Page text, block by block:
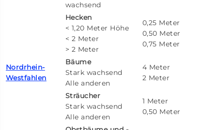
wachsend
Hecken
< 1,20 Meter Höhe
< 2 Meter
> 2 Meter
0,25 Meter
0,50 Meter
0,75 Meter
Nordrhein-
Westfahlen
Bäume
Stark wachsend
Alle anderen
4 Meter
2 Meter
Sträucher
Stark wachsend
Alle anderen
1 Meter
0,50 Meter